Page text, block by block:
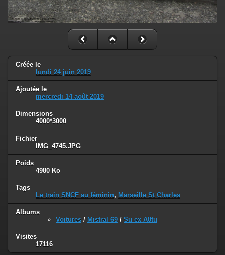
Créée le
lundi 24 juin 2019
Ajoutée le
mercredi 14 août 2019
Dimensions
4000*3000
Fichier
IMG_4745.JPG
Poids
4980 Ko
Tags
Le train SNCF au féminin, Marseille St Charles
Albums
Voitures / Mistral 69 / Su ex A8tu
Visites
17116